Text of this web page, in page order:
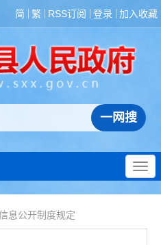
简 繁 RSS订阅 登录 加入收藏
息公开制度规定